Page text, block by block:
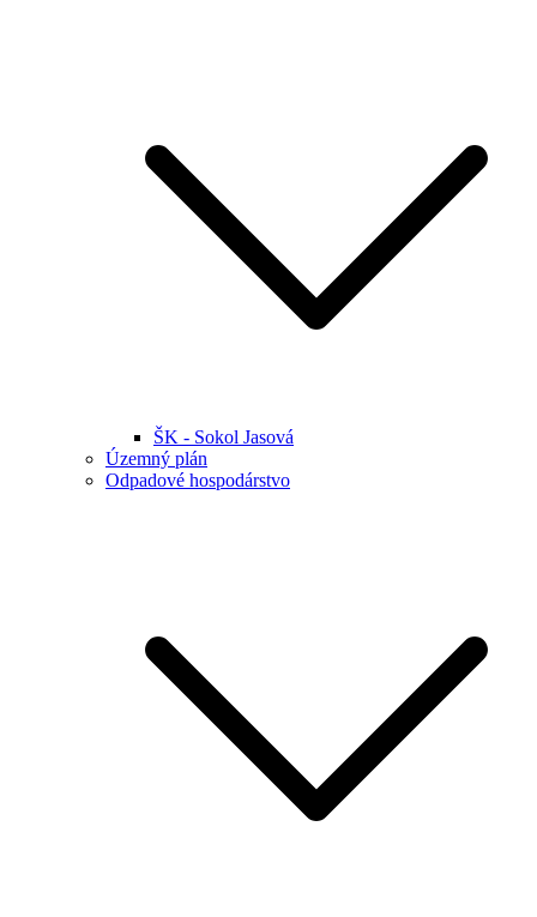
ŠK - Sokol Jasová
Územný plán
Odpadové hospodárstvo